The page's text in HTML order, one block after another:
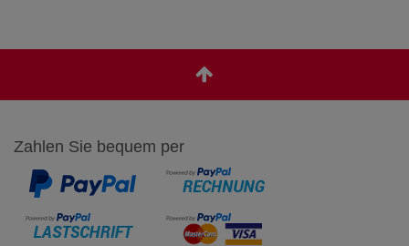
Zahlen Sie bequem per